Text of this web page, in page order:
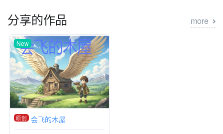
分享的作品 more
New
原创 会飞的木屋